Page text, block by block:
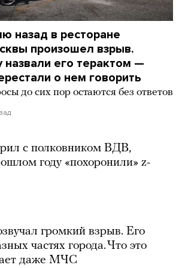
назад в ресторане
произошел взрыв.
назвали его терактом —
о нем говорить
до сих пор остаются без ответов
с полковником ВДВ,
году «похоронили» z-
громкий взрыв. Его
частях города. Что это
даже МЧС